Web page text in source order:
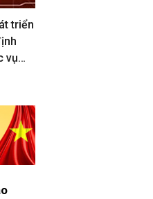
triển
vụ